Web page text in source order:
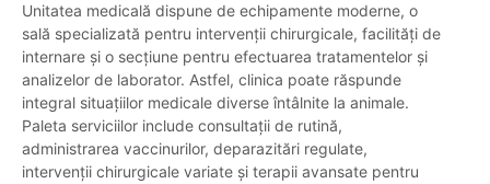
Unitatea medicală dispune de echipamente moderne, o
sală specializată pentru intervenții chirurgicale, facilități de
internare și o secțiune pentru efectuarea tratamentelor și
analizelor de laborator. Astfel, clinica poate răspunde
integral situațiilor medicale diverse întâlnite la animale.
Paleta serviciilor include consultații de rutină,
administrarea vaccinurilor, deparazitări regulate,
intervenții chirurgicale variate și terapii avansate pentru